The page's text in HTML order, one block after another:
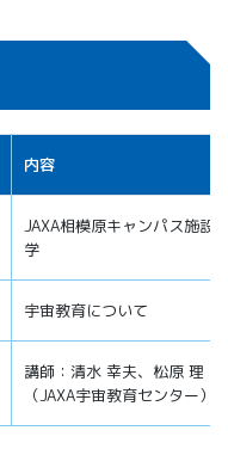
生派
ラ
内容
JAXA相模原キャンパス施設
学
宇宙教育について
講師：清水 幸夫、松原 理
（JAXA宇宙教育センター）